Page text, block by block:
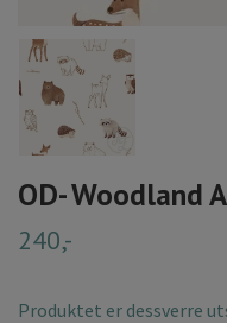
OD- Woodland
240,-
Produktet er dessverre